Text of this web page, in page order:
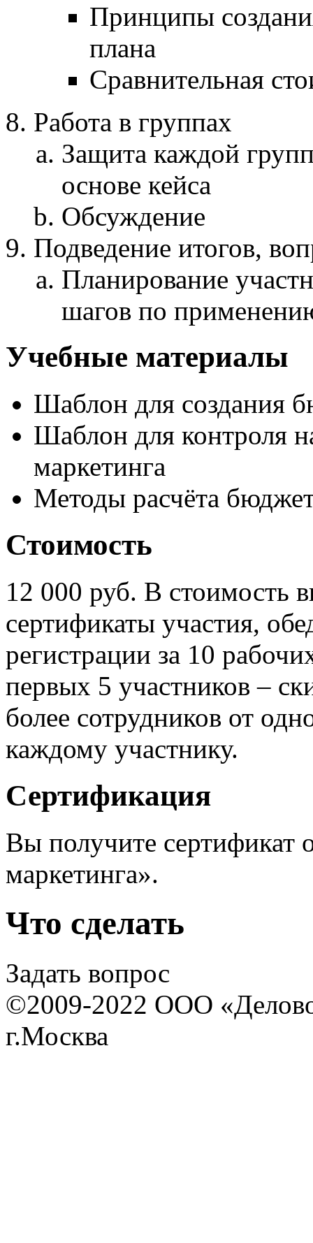
Принципы
плана
Сравнительная
Работа в группах
Защита каждой
основе кейса
Обсуждение
Подведение итогов,
Планирование
шагов по
Учебные материалы
Шаблон для создания
Шаблон для контроля
маркетинга
Методы расчёта
Стоимость
12 000 руб. В стоимость
сертификаты участия,
регистрации за 10
первых 5 участников –
более сотрудников от
каждому участнику.
Сертификация
Вы получите сертификат
маркетинга».
Что сделать
Задать вопрос
©2009-2022 ООО
г.Москва